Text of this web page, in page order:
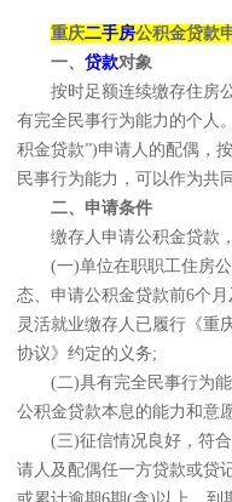
重庆二手房公积金贷款
一、 贷款对象
按时足额连续缴存住房
有完全民事行为能力的个人
积金贷款”)申请人的配偶，
民事行为能力，可以作为共
二、申请条件
缴存人申请公积金贷款
(一)单位在职职工住房
态、申请公积金贷款前6个
灵活就业缴存人已履行《重
协议》约定的义务;
(二)具有完全民事行为
公积金贷款本息的能力和意
(三)征信情况良好，符
请人及配偶任一方贷款或贷